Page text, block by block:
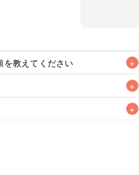
を教えてください +
+
+
す。なるべくお早めにお召